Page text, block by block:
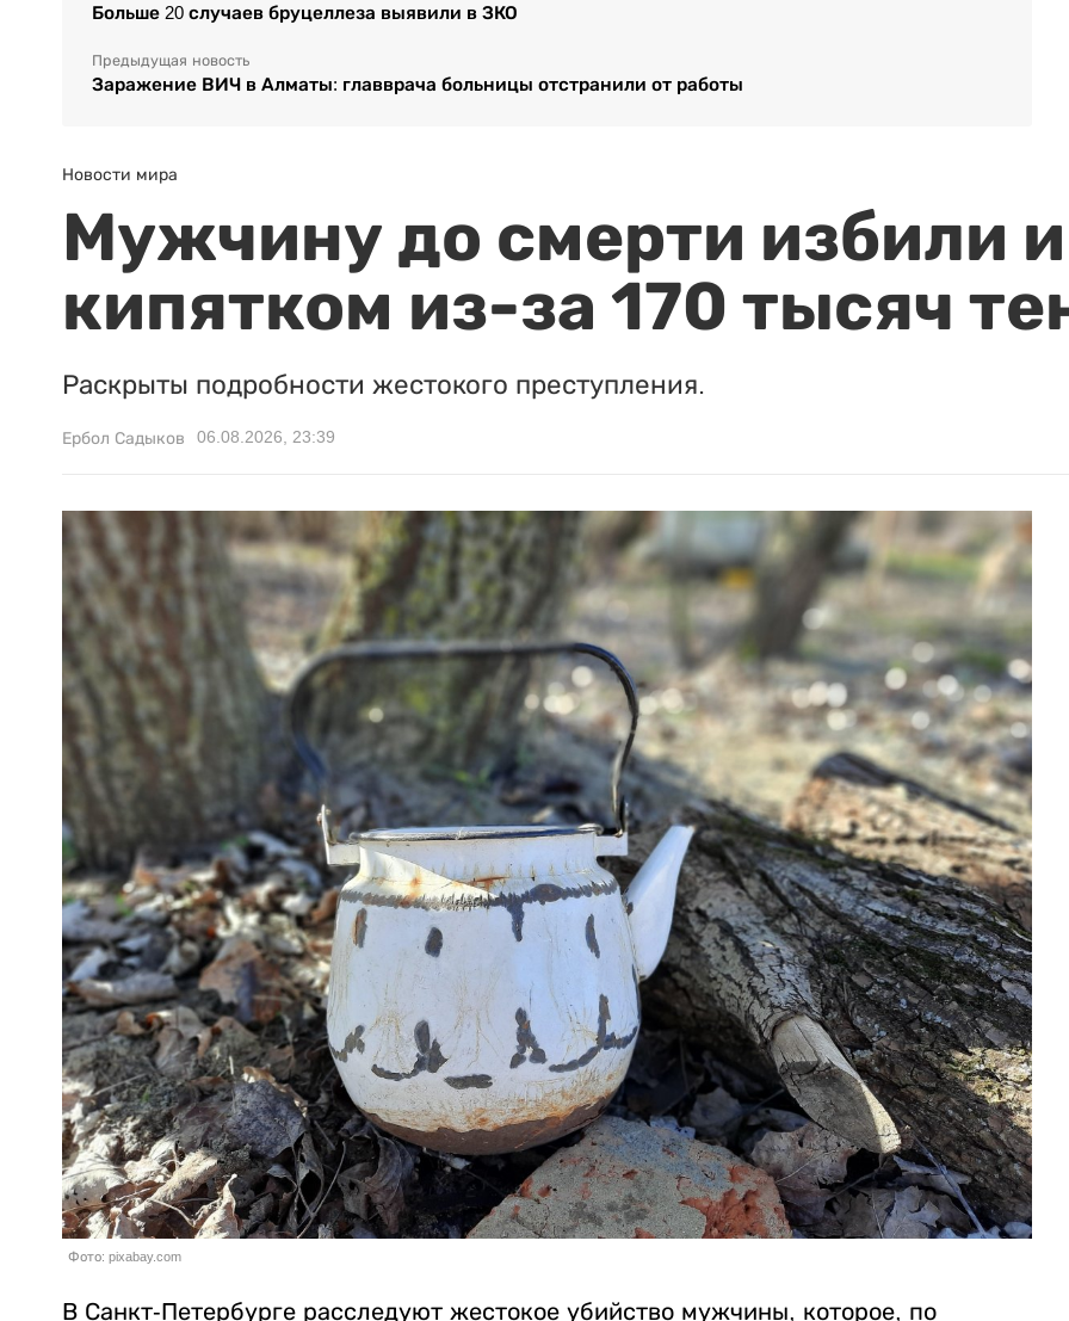
Больше 20 случаев бруцеллеза выявили в ЗКО
Предыдущая новость
Заражение ВИЧ в Алматы: главврача больницы отстранили от работы
Новости мира
Мужчину до смерти избили
кипятком из-за 170 тысяч
Раскрыты подробности жестокого преступления.
Ербол Садыков 06.08.2026, 23:39
Фото: pixabay.com
В Санкт-Петербурге расследуют жестокое убийство мужчины, которое, по